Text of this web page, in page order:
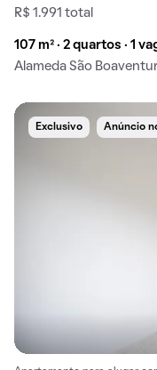
R$ 1.991 total
107 m² · 2 quartos · 1
Alameda São
Exclusivo Anúncio